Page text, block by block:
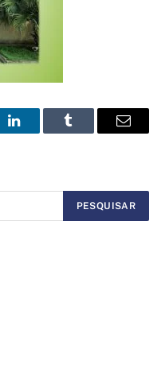
LinkedInTumblr Email